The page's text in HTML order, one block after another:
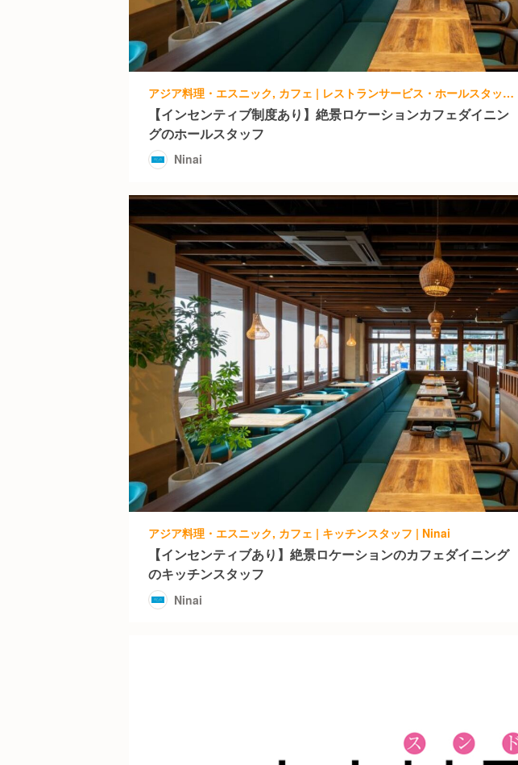
アジア料理・エスニック, カフェ | レストランサービス・ホールスタッフ | Ninai
【インセンティブ制度あり】絶景ロケーションカフェダイニン
グのホールスタッフ
Ninai
アジア料理・エスニック, カフェ | キッチンスタッフ | Ninai
【インセンティブあり】絶景ロケーションのカフェダイニング
のキッチンスタッフ
Ninai